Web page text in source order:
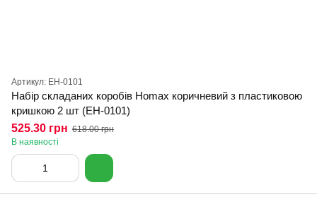
Артикул: EH-0101
Набір складаних коробів Homax коричневий з пластиковою
кришкою 2 шт (EH-0101)
525.30 грн 618.00 грн
В наявності